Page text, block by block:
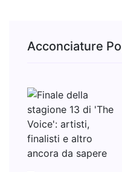
Acconciature